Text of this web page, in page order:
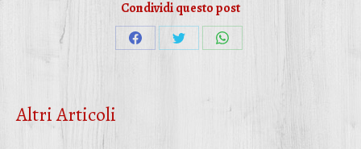
Condividi questo post
CondividiCondividi
Twitter
Condividi
Altri Articoli